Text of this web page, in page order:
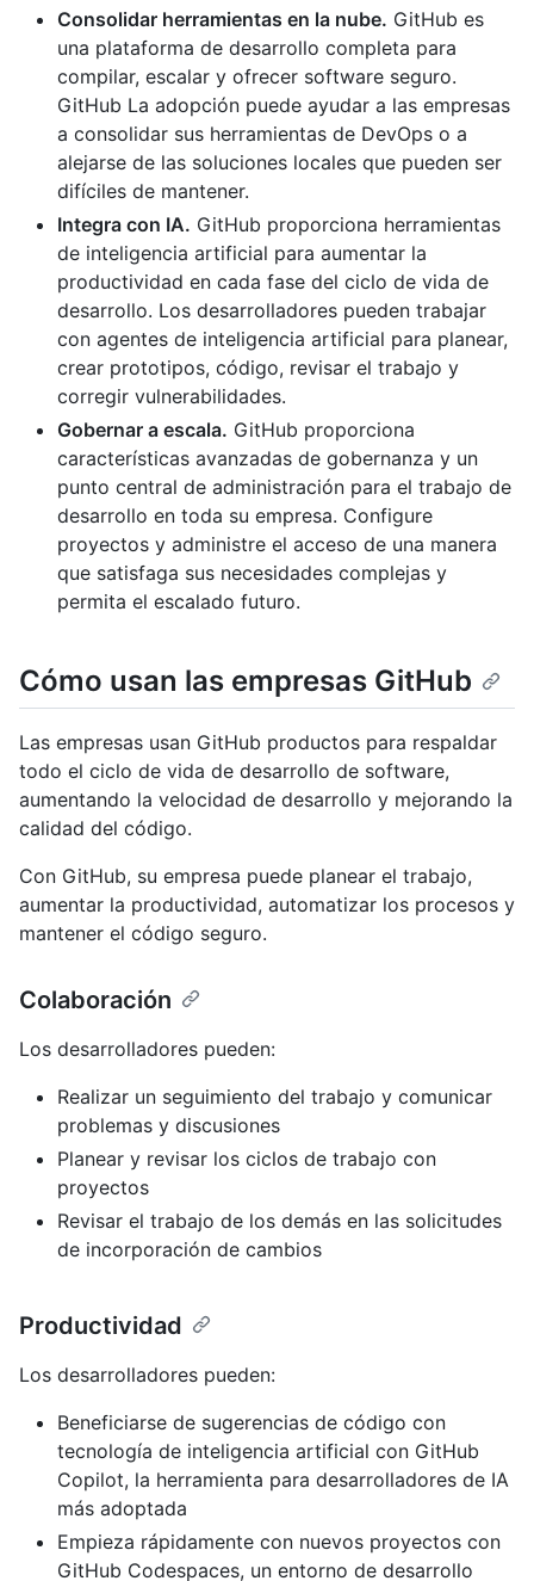
Consolidar herramientas en la nube. GitHub es
una plataforma de desarrollo completa para
compilar, escalar y ofrecer software seguro.
GitHub La adopción puede ayudar a las empresas
a consolidar sus herramientas de DevOps o a
alejarse de las soluciones locales que pueden ser
difíciles de mantener.
Integra con IA. GitHub proporciona herramientas
de inteligencia artificial para aumentar la
productividad en cada fase del ciclo de vida de
desarrollo. Los desarrolladores pueden trabajar
con agentes de inteligencia artificial para planear,
crear prototipos, código, revisar el trabajo y
corregir vulnerabilidades.
Gobernar a escala. GitHub proporciona
características avanzadas de gobernanza y un
punto central de administración para el trabajo de
desarrollo en toda su empresa. Configure
proyectos y administre el acceso de una manera
que satisfaga sus necesidades complejas y
permita el escalado futuro.
Cómo usan las empresas GitHub
Las empresas usan GitHub productos para respaldar
todo el ciclo de vida de desarrollo de software,
aumentando la velocidad de desarrollo y mejorando la
calidad del código.
Con GitHub, su empresa puede planear el trabajo,
aumentar la productividad, automatizar los procesos y
mantener el código seguro.
Colaboración
Los desarrolladores pueden:
Realizar un seguimiento del trabajo y comunicar
problemas y discusiones
Planear y revisar los ciclos de trabajo con
proyectos
Revisar el trabajo de los demás en las solicitudes
de incorporación de cambios
Productividad
Los desarrolladores pueden:
Beneficiarse de sugerencias de código con
tecnología de inteligencia artificial con GitHub
Copilot, la herramienta para desarrolladores de IA
más adoptada
Empieza rápidamente con nuevos proyectos con
GitHub Codespaces, un entorno de desarrollo